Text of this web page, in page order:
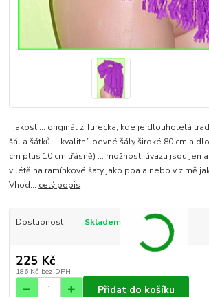
I.jakost ... originál z Turecka, kde je dlouholetá
šál a šátků ... kvalitní, pevné šály široké 80 cm a
cm plus 10 cm třásně) ... možnosti úvazu jsou jen
v létě na ramínkové šaty jako poa a nebo v zimě
Vhod... celý popis
Dostupnost Skladem
225 Kč
186 Kč bez DPH
Přidat do košíku